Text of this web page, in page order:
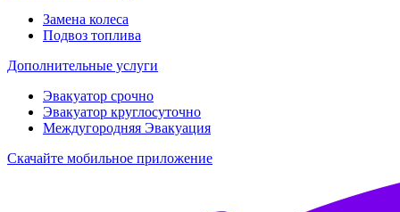
Замена колеса
Подвоз топлива
Дополнительные услуги
Эвакуатор срочно
Эвакуатор круглосуточно
Междугородняя Эвакуация
Скачайте мобильное приложение